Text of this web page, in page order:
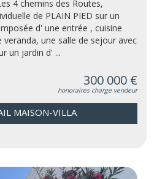
4 chemins des Routes,
de PLAIN PIED sur un
d' une entrée , cuisine
une salle de sejour avec
un jardin d' ...
300 000 €
honoraires charge vendeur
MAISON-VILLA